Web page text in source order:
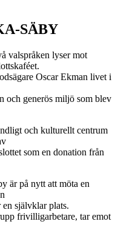
SÄBY
valspråken lyser mot
Oscar Ekman livet i
och generös miljö som blev
och kulturellt centrum
som en donation från
är på nytt att möta en
en självklar plats.
frivilligarbetare, tar emot